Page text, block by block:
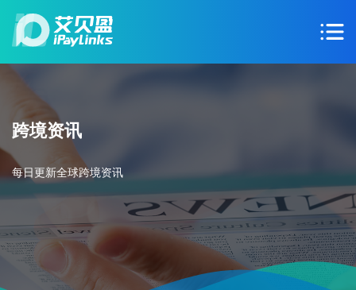
跨境资讯
每日更新全球跨境资讯